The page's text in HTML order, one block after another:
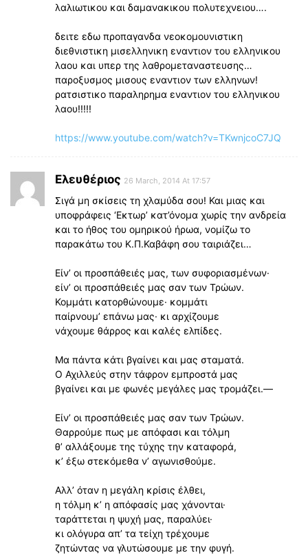
λαλιωτικου και δαμανακικου πολυτεχνειου….
δειτε εδω προπαγανδα νεοκομουνιστικη
διεθνιστικη μισελληνικη εναντιον του ελληνικου
λαου και υπερ της λαθρομεταναστευσης…
παροξυσμος μισους εναντιον των ελληνων!
ρατσιστικο παραληρημα εναντιον του ελληνικου
λαου!!!!!
https://www.youtube.com/watch?v=TKwnjcoC7JQ
Ελευθέριος 26 March, 2014 At 17:57
Σιγά μη σκίσεις τη χλαμύδα σου! Και μιας και
υποφράφεις ‘Εκτωρ’ κατ’όνομα χωρίς την ανδρεία
και το ήθος του ομηρικού ήρωα, νομίζω το
παρακάτω του Κ.Π.Καβάφη σου ταιριάζει…
Είν’ οι προσπάθειές μας, των συφοριασμένων·
είν’ οι προσπάθειές μας σαν των Τρώων.
Κομμάτι κατορθώνουμε· κομμάτι
παίρνουμ’ επάνω μας· κι αρχίζουμε
νάχουμε θάρρος και καλές ελπίδες.
Μα πάντα κάτι βγαίνει και μας σταματά.
Ο Αχιλλεύς στην τάφρον εμπροστά μας
βγαίνει και με φωνές μεγάλες μας τρομάζει.—
Είν’ οι προσπάθειές μας σαν των Τρώων.
Θαρρούμε πως με απόφασι και τόλμη
θ’ αλλάξουμε της τύχης την καταφορά,
κ’ έξω στεκόμεθα ν’ αγωνισθούμε.
Αλλ’ όταν η μεγάλη κρίσις έλθει,
η τόλμη κ’ η απόφασίς μας χάνονται·
ταράττεται η ψυχή μας, παραλύει·
κι ολόγυρα απ’ τα τείχη τρέχουμε
ζητώντας να γλυτώσουμε με την φυγή.